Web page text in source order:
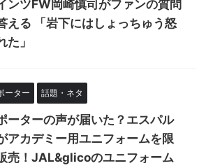
ンツFW岡崎慎司がファンの質問
える 「岩下にはしょっちゅう怒
た」
ーター 話題・ネタ
ーターの声が届いた？エスパル
アカデミー用ユニフォームを限
売！JAL&glicoのユニフォーム